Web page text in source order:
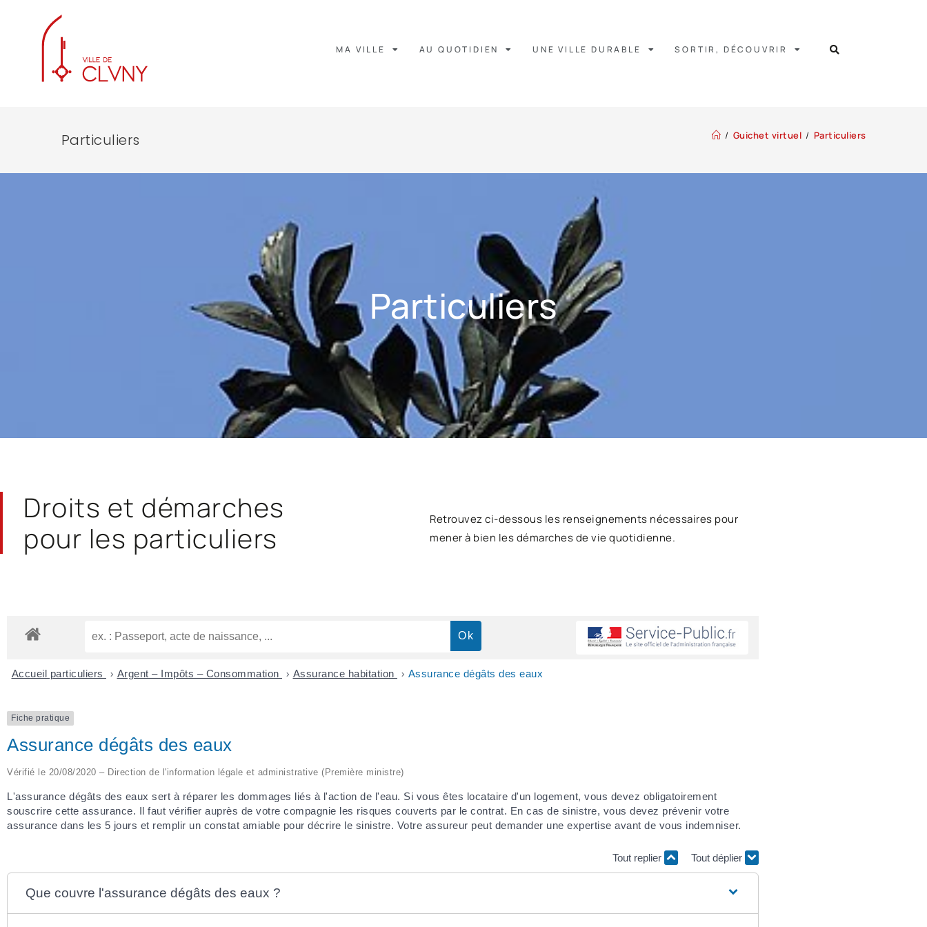
MA VILLE AU QUOTIDIEN UNE VILLE DURABLE SORTIR, DÉCOUVRIR
Particuliers / Guichet virtuel / Particuliers
Particuliers
Droits et démarches
pour les particuliers
Retrouvez ci-dessous les renseignements nécessaires pour
mener à bien les démarches de vie quotidienne.
Accueil particuliers > Argent – Impôts – Consommation > Assurance habitation > Assurance dégâts des eaux
Fiche pratique
Assurance dégâts des eaux
Vérifié le 20/08/2020 – Direction de l'information légale et administrative (Première ministre)
L'assurance dégâts des eaux sert à réparer les dommages liés à l'action de l'eau. Si vous êtes locataire d'un logement, vous devez obligatoirement
souscrire cette assurance. Il faut vérifier auprès de votre compagnie les risques couverts par le contrat. En cas de sinistre, vous devez prévenir votre
assurance dans les 5 jours et remplir un constat amiable pour décrire le sinistre. Votre assureur peut demander une expertise avant de vous indemniser.
Tout replier Tout déplier
Que couvre l'assurance dégâts des eaux ?